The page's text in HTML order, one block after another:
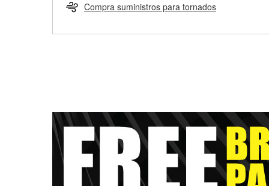
Compra suministros para tornados